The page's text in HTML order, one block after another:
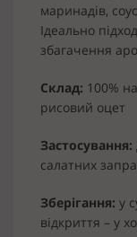
маринадів,
Ідеально
збагачення
Склад: 100%
рисовий оцет
Застосування:
салатних
Зберігання: у
відкриття – у